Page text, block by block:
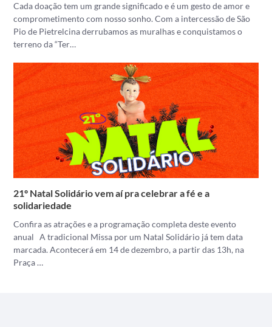
Cada doação tem um grande significado e é um gesto de amor e
comprometimento com nosso sonho. Com a intercessão de São
Pio de Pietrelcina derrubamos as muralhas e conquistamos o
terreno da “Ter…
21º Natal Solidário vem aí pra celebrar a fé e a
solidariedade
Confira as atrações e a programação completa deste evento
anual A tradicional Missa por um Natal Solidário já tem data
marcada. Acontecerá em 14 de dezembro, a partir das 13h, na
Praça …